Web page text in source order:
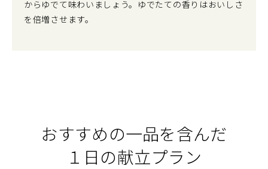
からゆでて味わいましょう。ゆでたての香りはおいしさ
を倍増させます。
おすすめの一品を含んだ
１日の献立プラン